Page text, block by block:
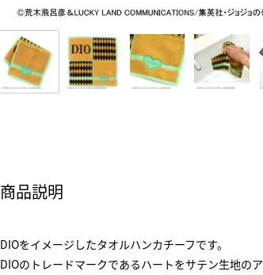
商品説明
DIOをイメージしたタオルハンカチーフです。
DIOのトレードマークであるハートをサテン生地のア